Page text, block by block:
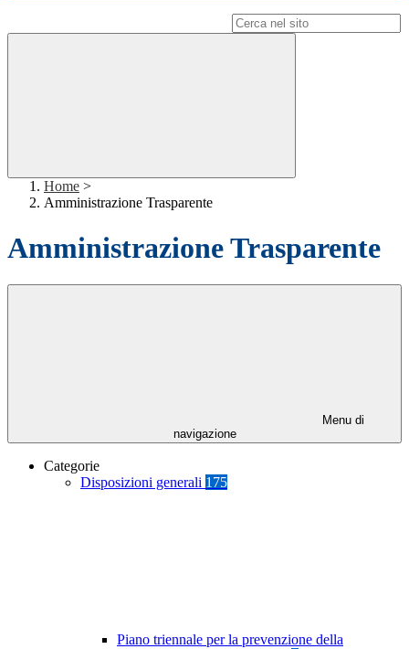
Home >
Amministrazione Trasparente
Amministrazione Trasparente
Menu di
navigazione
Categorie
Disposizioni generali 175
Piano triennale per la prevenzione della